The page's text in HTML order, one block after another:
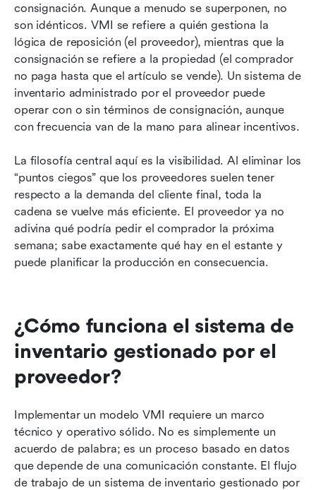
consignación. Aunque a menudo se superponen, no
son idénticos. VMI se refiere a quién gestiona la
lógica de reposición (el proveedor), mientras que la
consignación se refiere a la propiedad (el comprador
no paga hasta que el artículo se vende). Un sistema de
inventario administrado por el proveedor puede
operar con o sin términos de consignación, aunque
con frecuencia van de la mano para alinear incentivos.
La filosofía central aquí es la visibilidad. Al eliminar los
“puntos ciegos” que los proveedores suelen tener
respecto a la demanda del cliente final, toda la
cadena se vuelve más eficiente. El proveedor ya no
adivina qué podría pedir el comprador la próxima
semana; sabe exactamente qué hay en el estante y
puede planificar la producción en consecuencia.
¿Cómo funciona el sistema de
inventario gestionado por el
proveedor?
Implementar un modelo VMI requiere un marco
técnico y operativo sólido. No es simplemente un
acuerdo de palabra; es un proceso basado en datos
que depende de una comunicación constante. El flujo
de trabajo de un sistema de inventario gestionado por